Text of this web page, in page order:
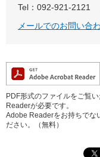
Tel：092-921-2121
メールでのお問い合
PDF形式のファイルをご覧
Readerが必要です。
Adobe Readerをお持ちでな
ださい。（無料）